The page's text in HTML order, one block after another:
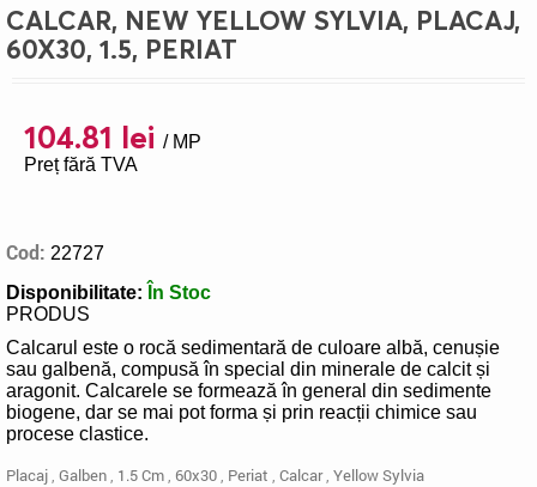
CALCAR, NEW YELLOW SYLVIA, PLACAJ,
60X30, 1.5, PERIAT
104.81 lei / MP
Preț fără TVA
Cod: 22727
Disponibilitate: În Stoc
PRODUS
Calcarul este o rocă sedimentară de culoare albă, cenușie
sau galbenă, compusă în special din minerale de calcit și
aragonit. Calcarele se formează în general din sedimente
biogene, dar se mai pot forma și prin reacții chimice sau
procese clastice.
Placaj Galben 1.5 Cm 60x30 Periat Calcar, Yellow Sylvia